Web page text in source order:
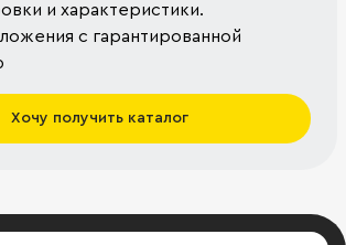
и характеристики.
с гарантированной
Хочу получить каталог